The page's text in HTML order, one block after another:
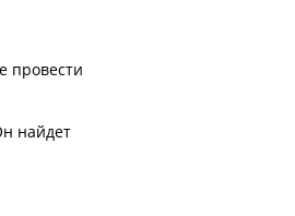
провести
найдет